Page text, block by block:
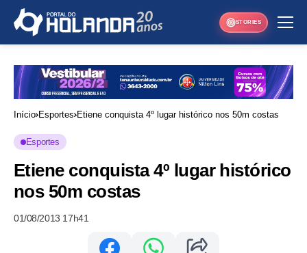
STORIES
Início Esportes Etiene conquista 4º lugar histórico nos 50m costas
Esportes
Etiene conquista 4º lugar histórico
nos 50m costas
01/08/2013 17h41